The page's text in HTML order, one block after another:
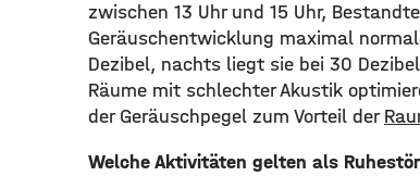
zwischen 13 Uhr und 15 Uhr,
Geräuschentwicklung maximal
Dezibel, nachts liegt sie bei 30
Räume mit schlechter Akustik
der Geräuschpegel zum Vorteil der
Welche Aktivitäten gelten als